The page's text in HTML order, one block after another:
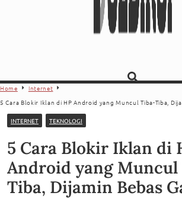
Home
Internet
5 Cara Blokir Iklan di HP Android yang Muncul Tiba-Tiba,
INTERNET TEKNOLOGI
5 Cara Blokir Iklan di
Android yang
Tiba, Dijamin Bebas